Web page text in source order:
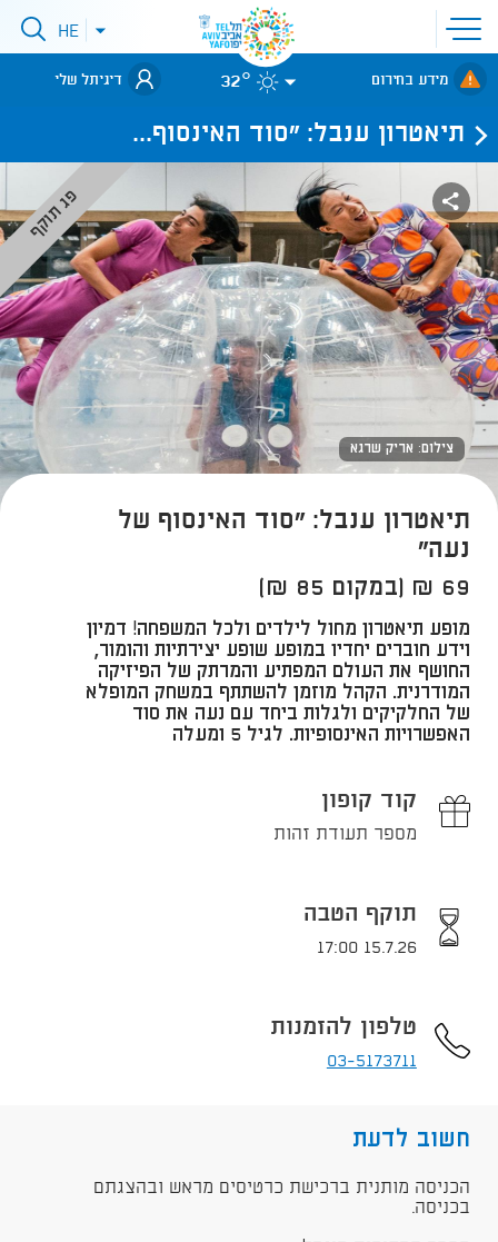
פתיחת
תפריט
אתר
לאתר עיריית
תל-אביב
פתיחתHE
מידע בחירום 32° דיגיתל שלי
תיאטרון ענבל: "סוד האינסוף...
צילום: אריק שרגא
פג תוקף
תיאטרון ענבל: "סוד האינסוף של
נעה"
69 ₪ (במקום 85 ₪)
מופע תיאטרון מחול לילדים ולכל המשפחה! דמיון
וידע חוברים יחדיו במופע שופע יצירתיות והומור,
החושף את העולם המפתיע והמרתק של הפיזיקה
המודרנית. הקהל מוזמן להשתתף במשחק המופלא
של החלקיקים ולגלות ביחד עם נעה את סוד
האפשרויות האינסופיות.​ לגיל 5 ומעלה
קוד קופון
מספר תעודת זהות
תוקף הטבה
15.7.26 17:00
טלפון להזמנות
03-5173711
חשוב לדעת
הכניסה מותנית ברכישת כרטיסים מראש ובהצגתם
בכניסה.